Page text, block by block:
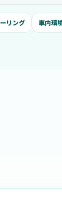
リング 車内環